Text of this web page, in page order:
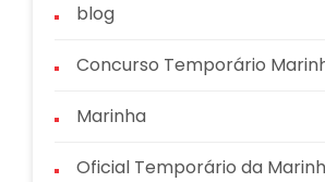
blog
Concurso Temporário
Marinha
Oficial Temporário da